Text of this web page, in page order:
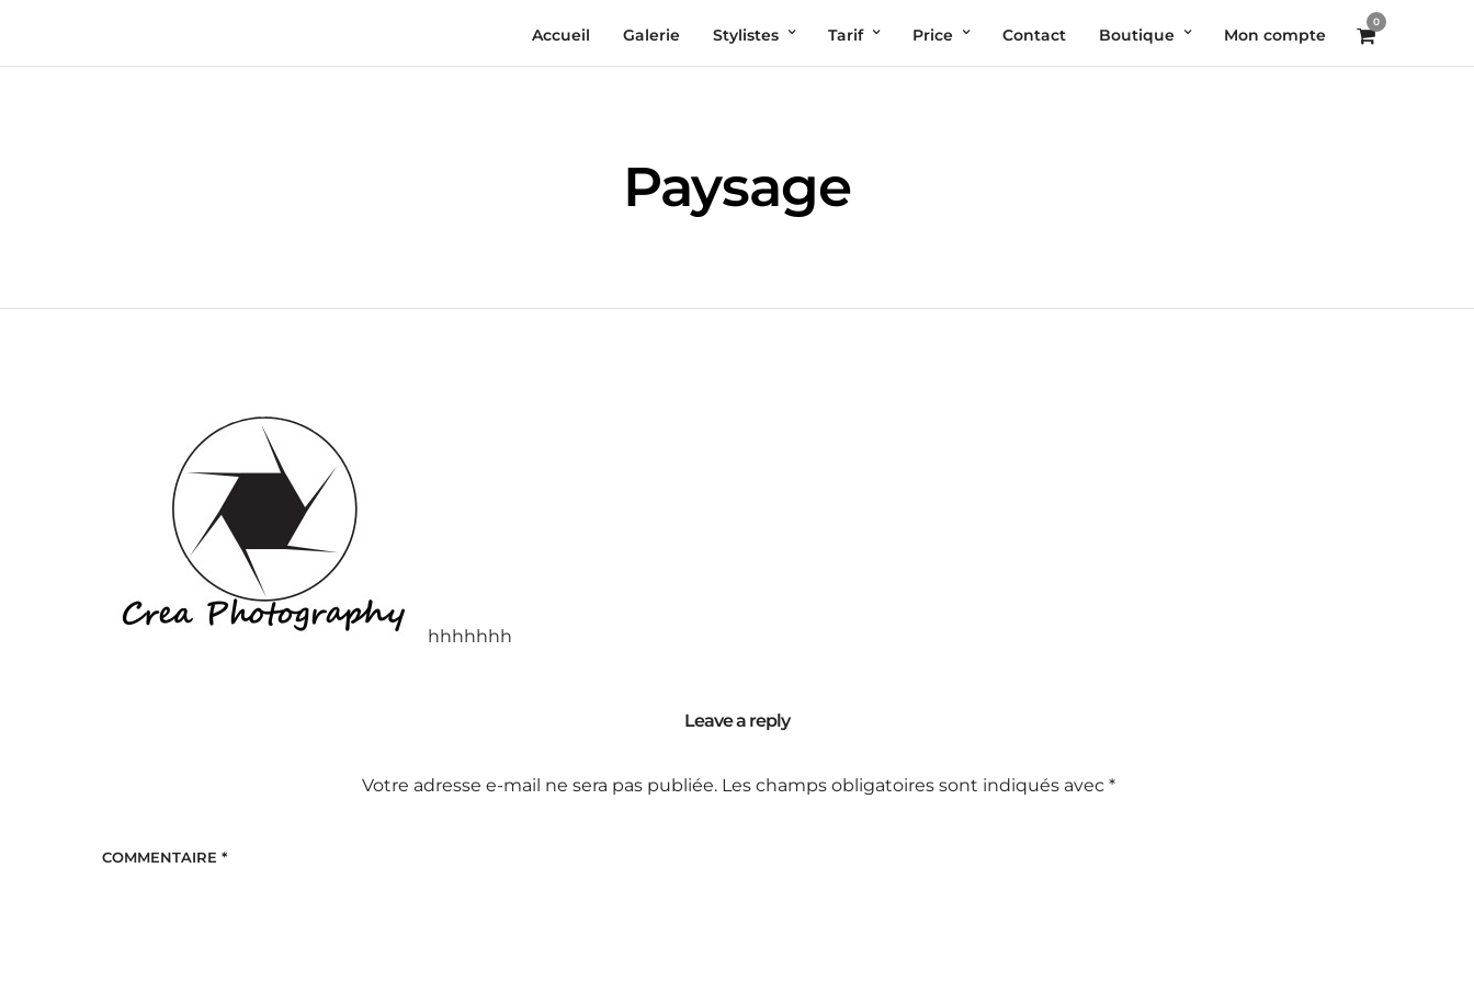
Accueil Galerie Stylistes Tarif Price Contact Boutique Mon compte
0
Paysage
hhhhhhh
Leave a reply
Votre adresse e-mail ne sera pas publiée. Les champs obligatoires sont indiqués avec *
COMMENTAIRE *